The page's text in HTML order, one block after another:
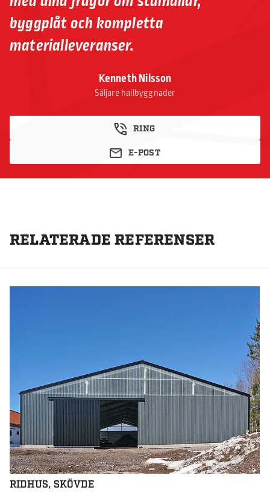
Kenneth Nilsson
Säljare hallbyggnader
RING
E-POST
byggplåt och kompletta
materialleveranser.
RELATERADE REFERENSER
RIDHUS, SKÖVDE